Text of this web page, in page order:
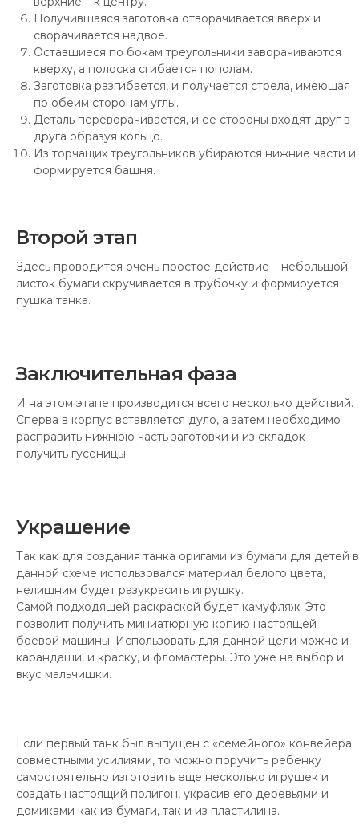
Получившаяся заготовка отворачивается вверх и
сворачивается надвое.
Оставшиеся по бокам треугольники заворачиваются
кверху, а полоска сгибается пополам.
Заготовка разгибается, и получается стрела, имеющая
по обеим сторонам углы.
Деталь переворачивается, и ее стороны входят друг в
друга образуя кольцо.
Из торчащих треугольников убираются нижние части и
формируется башня.
Второй этап
Здесь проводится очень простое действие – небольшой
листок бумаги скручивается в трубочку и формируется
пушка танка.
Заключительная фаза
И на этом этапе производится всего несколько действий.
Сперва в корпус вставляется дуло, а затем необходимо
расправить нижнюю часть заготовки и из складок
получить гусеницы.
Украшение
Так как для создания танка оригами из бумаги для детей в
данной схеме использовался материал белого цвета,
нелишним будет разукрасить игрушку.
Самой подходящей раскраской будет камуфляж. Это
позволит получить миниатюрную копию настоящей
боевой машины. Использовать для данной цели можно и
карандаши, и краску, и фломастеры. Это уже на выбор и
вкус мальчишки.
Если первый танк был выпущен с «семейного» конвейера
совместными усилиями, то можно поручить ребенку
самостоятельно изготовить еще несколько игрушек и
создать настоящий полигон, украсив его деревьями и
домиками как из бумаги, так и из пластилина.